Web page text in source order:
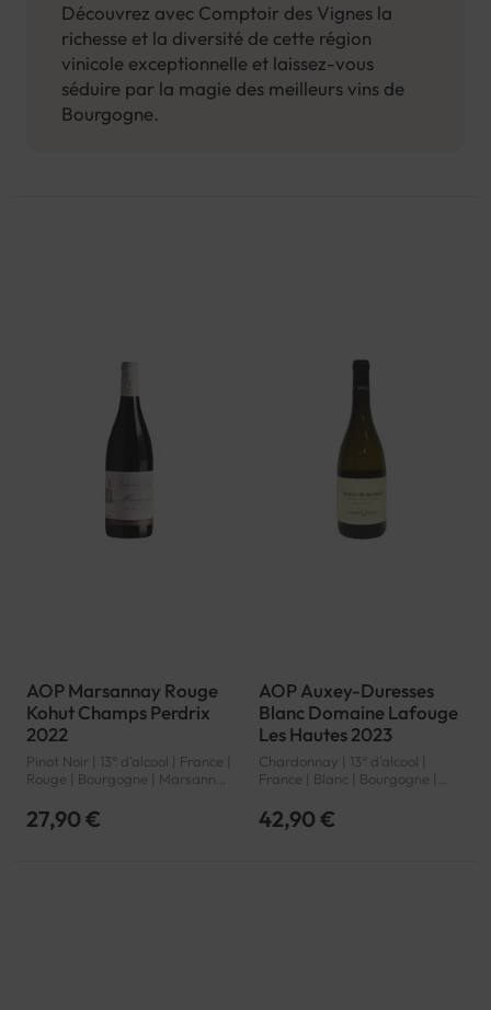
avec grâce. La Bourgogne est divisée en
plusieurs régions viticoles prestigieuses telles
que la Côte de Beaune, la Côte de Nuits,
Chablis et Mâcon. Chaque région possède
ses propres appellations et classifications,
Découvrez avec Comptoir des Vignes la
richesse et la diversité de cette région
vinicole exceptionnelle et laissez-vous
séduire par la magie des meilleurs vins de
Bourgogne.
AOP Marsannay Rouge
Kohut Champs Perdrix
2022
Pinot Noir | 13° d'alcool | France |
Rouge | Bourgogne | Marsannay
27,90 €
AOP Auxey-Duresses
Blanc Domaine Lafouge
Les Hautes 2023
Chardonnay | 13° d'alcool |
France | Blanc | Bourgogne |
42,90 €